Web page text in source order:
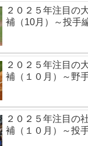
２０２５年注目の
補（10月）～投手
２０２５年注目の
補（１０月）～野
２０２５年注目の
補（１０月）～投